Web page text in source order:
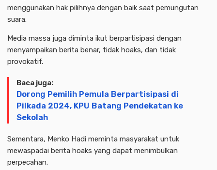
menggunakan hak pilihnya dengan baik saat pemungutan
suara.
Media massa juga diminta ikut berpartisipasi dengan
menyampaikan berita benar, tidak hoaks, dan tidak
provokatif.
Baca juga:
Dorong Pemilih Pemula Berpartisipasi di
Pilkada 2024, KPU Batang Pendekatan ke
Sekolah
Sementara, Menko Hadi meminta masyarakat untuk
mewaspadai berita hoaks yang dapat menimbulkan
perpecahan.